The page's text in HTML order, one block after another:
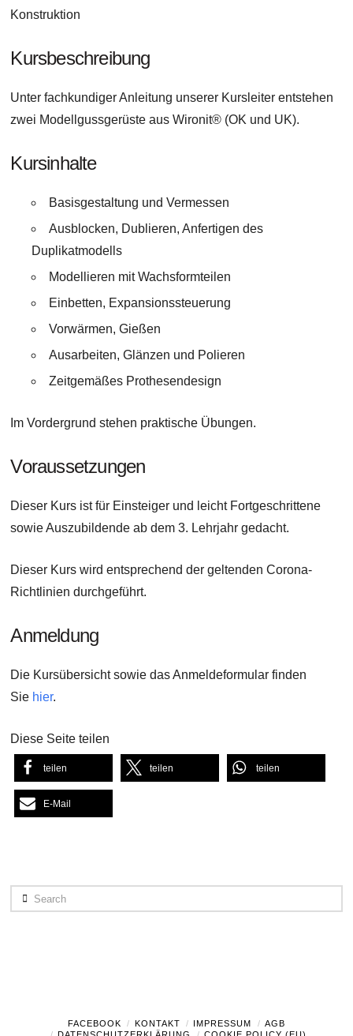
Konstruktion
Kursbeschreibung
Unter fachkundiger Anleitung unserer Kursleiter entstehen
zwei Modellgussgerüste aus Wironit® (OK und UK).
Kursinhalte
Basisgestaltung und Vermessen
Ausblocken, Dublieren, Anfertigen des
Duplikatmodells
Modellieren mit Wachsformteilen
Einbetten, Expansionssteuerung
Vorwärmen, Gießen
Ausarbeiten, Glänzen und Polieren
Zeitgemäßes Prothesendesign
Im Vordergrund stehen praktische Übungen.
Voraussetzungen
Dieser Kurs ist für Einsteiger und leicht Fortgeschrittene
sowie Auszubildende ab dem 3. Lehrjahr gedacht.
Dieser Kurs wird entsprechend der geltenden Corona-
Richtlinien durchgeführt.
Anmeldung
Die Kursübersicht sowie das Anmeldeformular finden
Sie hier.
Diese Seite teilen
teilen teilen teilen
E-Mail
Search
FACEBOOK KONTAKT IMPRESSUM
AGB